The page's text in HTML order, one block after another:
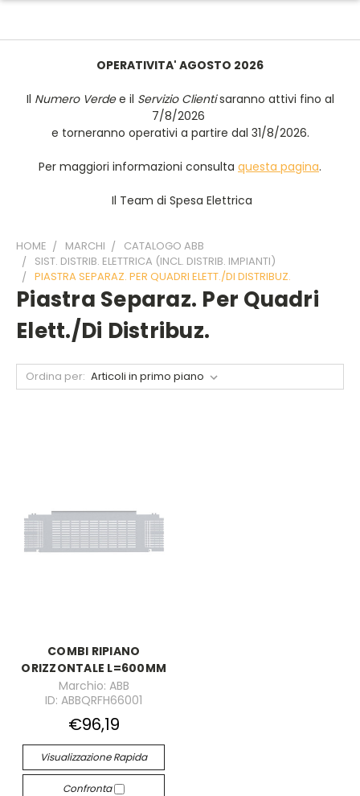
OPERATIVITA' AGOSTO 2026
Il Numero Verdee il Servizio Clientisaranno attivi fino al
7/8/2026
e torneranno operativi a partire dal 31/8/2026.
Per maggiori informazioni consulta questa pagina.
Il Team di Spesa Elettrica
HOME MARCHI
CATALOGO ABB
SIST. DISTRIB. ELETTRICA (INCL. DISTRIB. IMPIANTI)
PIASTRA SEPARAZ. PER QUADRI ELETT./DI DISTRIBUZ.
Piastra Separaz. Per Quadri
Elett./di Distribuz.
Ordina per:
COMBI RIPIANO
ORIZZONTALE L=600MM
Marchio: ABB
ID: ABBQRFH66001
€96,19
Visualizzazione Rapida
Confronta